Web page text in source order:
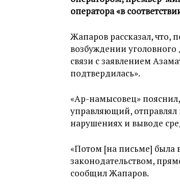
оператора «в
Жапаров рассказал, что,
возбуждении
связи с заявлением
подтвердилась».
«Ар-намысовец»
управляющий,
нарушениях и выводе
«Потом [на письме] была
законодательством,
сообщил Жапаров.